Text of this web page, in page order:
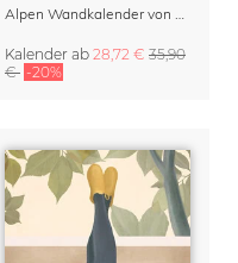
Alpen Wandkalender von Rainer Hofer
Kalender ab 28,72 € 35,90
€ -20%